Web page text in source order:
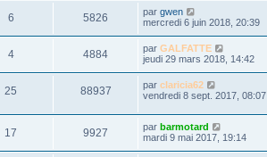
6 5826 par gwen
mercredi 6 juin 2018, 20:39
4 4884 par GALFATTE
jeudi 29 mars 2018, 14:42
25 88937 par claricia62
vendredi 8 sept. 2017, 08:07
17 9927 par barmotard
mardi 9 mai 2017, 19:14